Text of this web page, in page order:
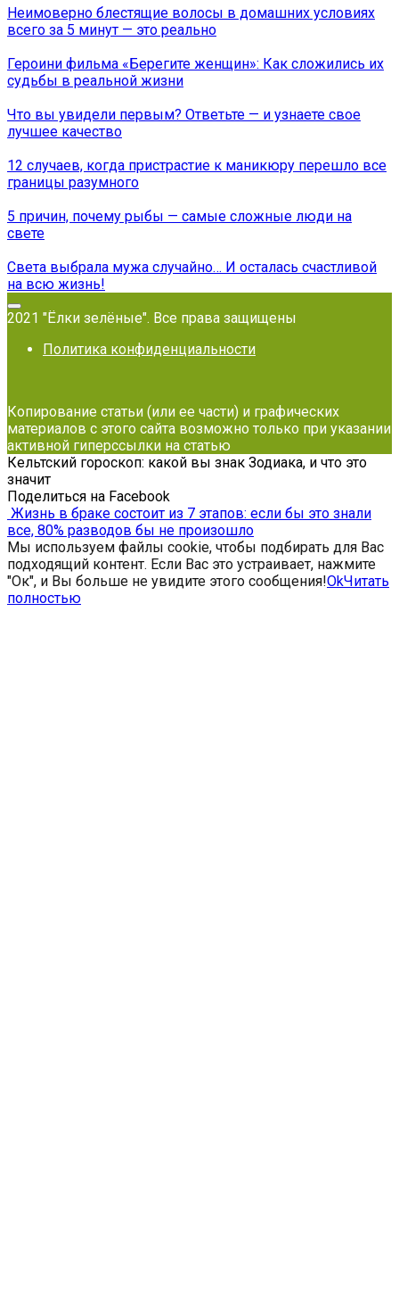
Неимоверно блестящие волосы в домашних условиях
всего за 5 минут — это реально
Героини фильма «Берегите женщин»: Как сложились их
судьбы в реальной жизни
Что вы увидели первым? Ответьте — и узнаете свое
лучшее качество
12 случаев, когда пристрастие к маникюру перешло все
границы разумного
5 причин, почему рыбы — самые сложные люди на
свете
Света выбрала мужа случайно… И осталась счастливой
на всю жизнь!
2021 "Ёлки зелёные". Все права защищены
Политика конфиденциальности
Копирование статьи (или ее части) и графических
материалов с этого сайта возможно только при указании
активной гиперссылки на статью
Кельтский гороскоп: какой вы знак Зодиака, и что это
значит
Поделиться на Facebook
Жизнь в браке состоит из 7 этапов: если бы это знали
все, 80% разводов бы не произошло
Мы используем файлы cookie, чтобы подбирать для Вас
подходящий контент. Если Вас это устраивает, нажмите
"Ок", и Вы больше не увидите этого сообщения!OkЧитать
полностью